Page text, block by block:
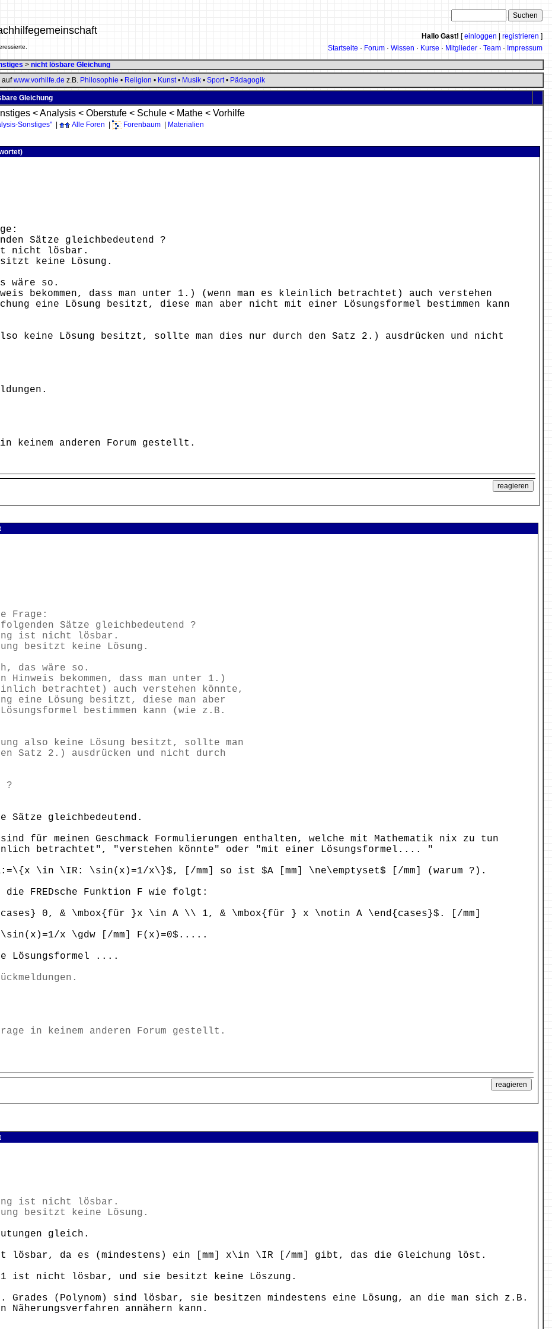
Hallo Gast! [einloggen registrieren ]
Startseite · Forum · Wissen · Kurse · Mitglieder · Team · Impressum
> nicht lösbare Gleichung
aufwww.vorhilfe.de z.B. Philosophie • Religion • Kunst• Musik • Sport• Pädagogik
Gleichung
<Analysis < Oberstufe < Schule < Mathe < Vorhilfe
Sonstiges" Alle Foren Forenbaum Materialien
Sätze gleichbedeutend ?
nicht lösbar.
keine Lösung.
wäre so.
bekommen, dass man unter 1.) (wenn man es kleinlich betrachtet) auch verstehen
eine Lösung besitzt, diese man aber nicht mit einer Lösungsformel bestimmen kann
keine Lösung besitzt, sollte man dies nur durch den Satz 2.) ausdrücken und nicht
keinem anderen Forum gestellt.
Frage:
Sätze gleichbedeutend ?
ist nicht lösbar.
besitzt keine Lösung.
das wäre so.
Hinweis bekommen, dass man unter 1.)
betrachtet) auch verstehen könnte,
eine Lösung besitzt, diese man aber
bestimmen kann (wie z.B.
also keine Lösung besitzt, sollte man
Satz 2.) ausdrücken und nicht durch
?
Sätze gleichbedeutend.
für meinen Geschmack Formulierungen enthalten, welche mit Mathematik nix zu tun
betrachtet", "verstehen könnte" oder "mit einer Lösungsformel.... "
\in \IR: \sin(x)=1/x\}$, [/mm] so ist $A [mm] \ne\emptyset$ [/mm] (warum ?).
FREDsche Funktion F wie folgt:
0, & \mbox{für }x \in A \\ 1, & \mbox{für } x \notin A \end{cases}$. [/mm]
x \gdw [/mm] F(x)=0$.....
....
in keinem anderen Forum gestellt.
ist nicht lösbar.
besitzt keine Lösung.
gleich.
lösbar, da es (mindestens) ein [mm] x\in \IR [/mm] gibt, das die Gleichung löst.
ist nicht lösbar, und sie besitzt keine Löszung.
Grades (Polynom) sind lösbar, sie besitzen mindestens eine Lösung, an die man sich z.B.
Näherungsverfahren annähern kann.